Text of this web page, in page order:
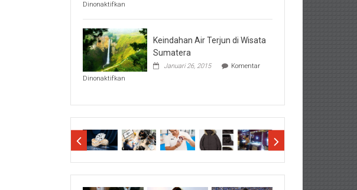
Dinonaktifkan
Beny
Dollo
Terhadap
Final
SCM
Cup
Keindahan Air Terjun di Wisata
Sumatera
Januari 26, 2015
Komentar
Dinonaktifkan
Terjun
Sumatera